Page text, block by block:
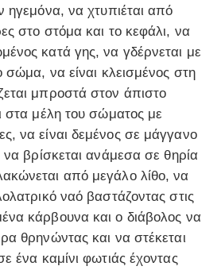
ηγεμόνα, να χτυπιέται από
στο στόμα και το κεφάλι, να
κατά γης, να γδέρνεται με
σώμα, να είναι κλεισμένος στη
μπροστά στον άπιστο
στα μέλη του σώματος με
να είναι δεμένος σε μάγγανο
να βρίσκεται ανάμεσα σε θηρία
από μεγάλο λίθο, να
ναό βαστάζοντας στις
κάρβουνα και ο διάβολος να
θρηνώντας και να στέκεται
ένα καμίνι φωτιάς έχοντας